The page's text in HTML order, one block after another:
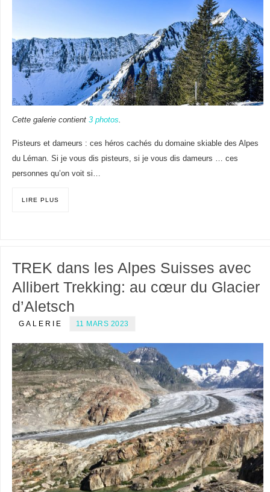
Cette galerie contient 3 photos.
Pisteurs et dameurs : ces héros cachés du domaine skiable des Alpes
du Léman. Si je vous dis pisteurs, si je vous dis dameurs … ces
personnes qu’on voit si…
LIRE PLUS
TREK dans les Alpes Suisses avec
Allibert Trekking: au cœur du Glacier
d’Aletsch
GALERIE 11 MARS 2023